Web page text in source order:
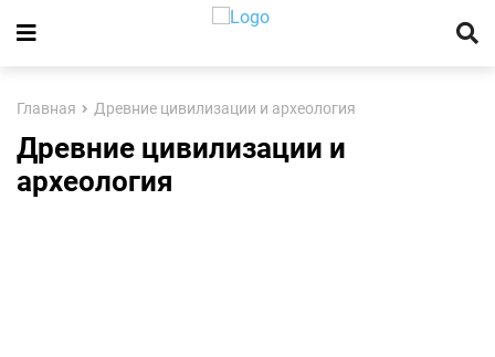
Главная Древние цивилизации и археология
Древние цивилизации и
археология